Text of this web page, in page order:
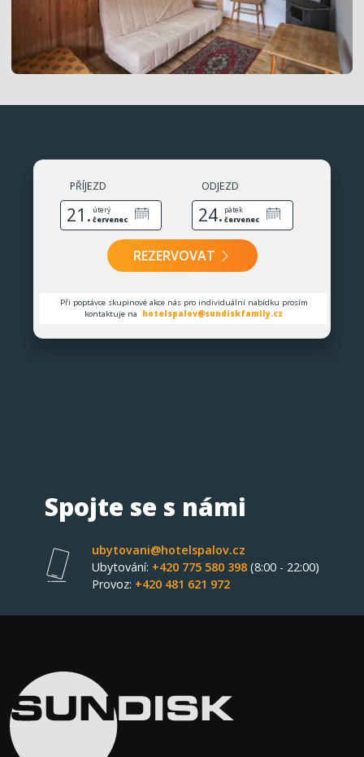
PŘÍJEZD
21. úterý
červenec
ODJEZD
24. pátek
červenec
REZERVOVAT
Při poptávce skupinové akce nás pro individuální nabídku prosím
kontaktuje na hotelspalov@sundiskfamily.cz
Spojte se s námi
ubytovani@hotelspalov.cz
Ubytování: +420 775 580 398 (8:00 - 22:00)
Provoz: +420 481 621 972